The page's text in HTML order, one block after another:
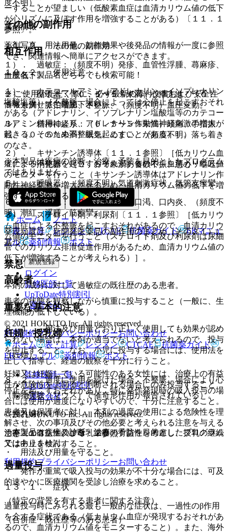
ーすることが望ましい（低酸素血症は血清カリウム値の低下
が心リズムに及ぼす作用を増強することがある）〔１１．１
参照〕。
相互作用
１０．２． 併用注意：
１）． カテコールアミン（アドレナリン、イソプレナリン
塩酸塩等）［不整脈、場合によっては心停止を起こすおそれ
がある（アドレナリン、イソプレナリン塩酸塩等のカテコー
ルアミン併用により、アドレナリン作動性神経刺激の増大が
起きる。そのため不整脈を起こすことがある）］。
２）． キサンチン誘導体〔１１．１参照〕［低カリウム血
症による不整脈を起こすおそれがあるので、血清カリウム値
のモニターを行うこと（キサンチン誘導体はアドレナリン作
動性神経刺激を増大させるため、血清カリウム値の低下を増
強することがある）］。
３）． ステロイド剤、利尿剤〔１１．１参照〕［低カリウ
ム血症による不整脈を起こすおそれがあるので、血清カリウ
ム値のモニターを行うこと（ステロイド剤及び利尿剤は尿細
管でのカリウム排泄促進作用があるため、血清カリウム値の
低下が増強することが考えられる）］。
高齢者
患者の状態を観察しながら慎重に投与すること（一般に、生
理機能が低下している）。
妊婦・授乳婦
（妊婦）
妊婦又は妊娠している可能性のある女性には、治療上の有益
性が危険性を上回ると判断される場合にのみ投与すること
（動物実験（マウス）で催奇形作用が報告されている）。
（授乳婦）
治療上の有益性及び母乳栄養の有益性を考慮し、授乳の継続
又は中止を検討すること。
過量投与
１３．１． 症状
過量投与時にみられる最も一般的な症状は、一過性のβ作用
を介する症状である（低カリウム血症が発現するおそれがあ
るので、血清カリウム値をモニターすること）。また、海外
度不明）。
その他の副作用
１１．２． その他の副作用
１）． 過敏症：（頻度不明）発疹、血管性浮腫、蕁麻疹、
血圧低下。
２）． 循環器：（０．５〜５％未満）心悸亢進、（０．
５％未満）脈拍増加、不整脈、（頻度不明）血圧変動。
３）． 精神神経系：（０．５〜５％未満）頭痛、手指振
戦、（０．５％未満）眠気、めまい、（頻度不明）落ち着き
のなさ。
４）． 消化器：（０．５％未満）食欲不振、悪心・嘔吐。
５）． 呼吸器：（頻度不明）気道刺激症状、気管支痙攣。
６）． その他：（０．５％未満）口渇、口内炎、（頻度不
明）潮紅、浮腫、筋痙攣。
発現頻度は、新開発医薬品の副作用のまとめ（その３１）に
基づく。
禁忌
本剤の成分に対して過敏症の既往歴のある患者。
重要な基本的注意
８．１． 用法及び用量どおり正しく使用しても効果が認め
られない場合は、本剤が適当でないと考えられるので、投与
を中止すること。なお、小児に投与する場合には、使用法を
正しく指導し、経過の観察を十分に行うこと。
８．２． 過度に使用を続けた場合、不整脈、場合により心
停止を起こすおそれがあり、特に発作発現時の吸入投与の場
合には使用が過度になりやすいので、十分に注意すること。
患者又は保護者に対し、本剤の過度の使用による危険性を理
解させ、次の事項及びその他必要と考えられる注意を与える
こと〔１３．１、１３．２参照〕。
・ 用法及び用量を守ること。
・ 発作が重篤で吸入投与の効果が不十分な場合には、可及
的速やかに医療機関を受診し治療を求めること。
（特定の背景を有する患者に関する注意）
（合併症・既往歴等のある患者）
薬剤情報
薬剤写真、用法用量、効能効果や後発品の情報が一度に参照
でき、関連情報へ簡単にアクセスができます。
一般名、製品名どちらでも検索可能！
※ ご使用いただく際に、必ず最新の添付文書および安全性
情報も併せてご確認下さい。
※本製品は疾病の診断・治療・予防を目的としたプログラム
ではありません。
ホーム
ノート
表・計算
レジメン CTCAE 抗菌薬ガイド
ERマニュ
アル
薬剤情報 ポスト
新規登録
ログイン
監修医師一覧
UpToDate特別割引
運営会社
© 2021 HOKUTO Inc. All rights reserved.
利用規約プライバシーポリシーお問い合わせ
ホーム
表・計算 レジメン CTCAE
抗菌薬ガイド
ERマニュアル
薬剤情報 ポスト
監修医師一覧
UpToDate特別割引
運営会社
© 2021 HOKUTO Inc. All rights reserved.
※本製品は疾病の診断・治療・予防を目的としたプログラム
ではありません。
利用規約プライバシーポリシーお問い合わせ